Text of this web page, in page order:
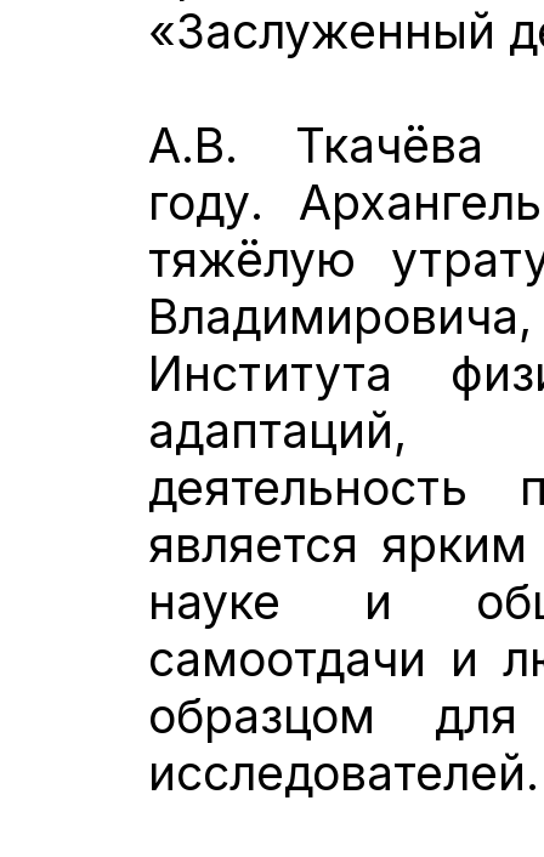
«Заслуженный
А.В.
году.
тяжёлую
Института
деятельность
является
науке и
самоотдачи и
образцом